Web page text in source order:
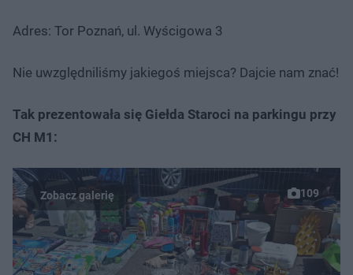
Adres: Tor Poznań, ul. Wyścigowa 3
Nie uwzględniliśmy jakiegoś miejsca? Dajcie nam znać!
Tak prezentowała się Giełda Staroci na parkingu przy
CH M1:
109